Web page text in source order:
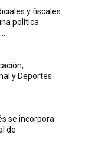
y fiscales
política
y Deportes
se incorpora
de